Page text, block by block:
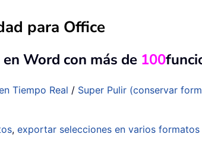
para Office
Word con más de 100
Tiempo Real / Super Pulir (conservar
, exportar selecciones en varios formatos